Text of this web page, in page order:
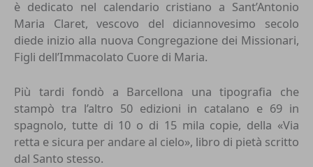
è dedicato nel calendario cristiano a Sant’Antonio
Maria Claret, vescovo del diciannovesimo secolo
diede inizio alla nuova Congregazione dei Missionari,
Figli dell’Immacolato Cuore di Maria.
Più tardi fondò a Barcellona una tipografia che
stampò tra l’altro 50 edizioni in catalano e 69 in
spagnolo, tutte di 10 o di 15 mila copie, della «Via
retta e sicura per andare al cielo», libro di pietà scritto
dal Santo stesso.